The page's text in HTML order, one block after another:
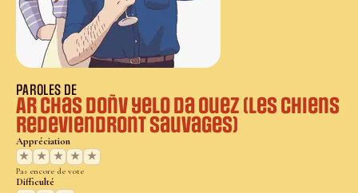
PAROLES DE
Ar chas doñv yelo da ouez (Les chiens
redeviendront sauvages)
Appréciation
★
★ ★ ★ ★
Pas encore de vote
Difficulté